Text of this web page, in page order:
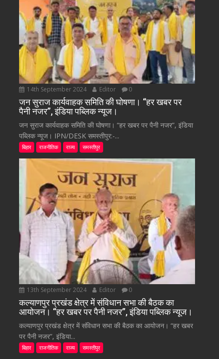
14th September 2024 Editor 0
जन सुराज कार्यवाहक समिति की घोषणा। “हर खबर पर
पैनी नजर”, इंडिया पब्लिक न्यूज।
जन सुराज कार्यवाहक समिति की घोषणा। “हर खबर पर पैनी नजर”, इंडिया
पब्लिक न्यूज। IPN/DESK समस्तीपुर:-...
बिहार राजनीतिक राज्य समस्तीपुर
13th September 2024 Editor 0
कल्याणपुर प्रखंड क्षेत्र में संविधान सभा की बैठक का
आयोजन। “हर खबर पर पैनी नजर”, इंडिया पब्लिक न्यूज।
कल्याणपुर प्रखंड क्षेत्र में संविधान सभा की बैठक का आयोजन। “हर खबर
पर पैनी नजर”, इंडिया...
बिहार राजनीतिक राज्य समस्तीपुर